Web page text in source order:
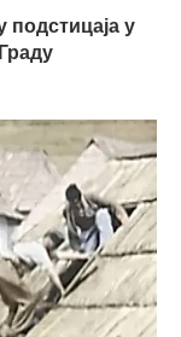
подстицаја у